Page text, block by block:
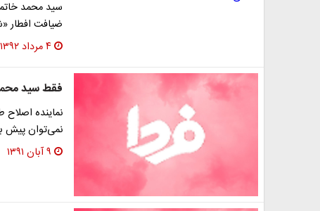
سید محمد
ضیافت افطار
۴ مرداد ۱۳۹۲
فقط سید‌
نماینده
نمی‌توان پیش
۹ آبان ۱۳۹۱